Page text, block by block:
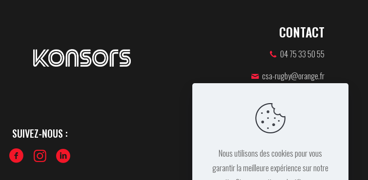
SUIVEZ-NOUS :
CONTACT
04 75 33 50 55
csa-rugby@orange.fr
07100 ANNONAY
Nous utilisons des cookies pour vous
garantir la meilleure expérience sur notre